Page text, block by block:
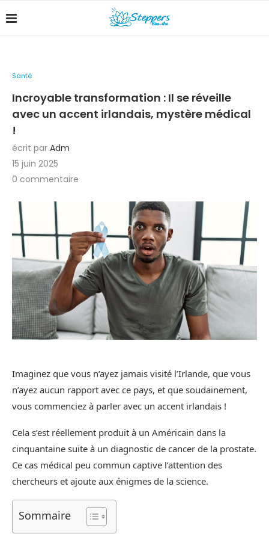
Santé
Incroyable transformation : Il se réveille
avec un accent irlandais, mystère médical
!
écrit par Adm
15 juin 2025
0 commentaire
Imaginez que vous n’ayez jamais visité l’Irlande, que vous
n’ayez aucun rapport avec ce pays, et que soudainement,
vous commenciez à parler avec un accent irlandais !
Cela s’est réellement produit à un Américain dans la
cinquantaine suite à un diagnostic de cancer de la prostate.
Ce cas médical peu commun captive l’attention des
chercheurs et ajoute aux énigmes de la science.
Sommaire